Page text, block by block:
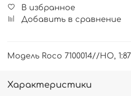
В избранное
Добавить в сравнение
Модель Roco 7100014//HO, 1:87
Характеристики